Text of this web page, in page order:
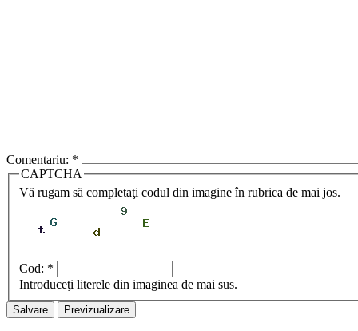
Comentariu: *
CAPTCHA
Vă rugam să completaţi codul din imagine în rubrica de mai jos.
Cod: *
Introduceţi literele din imaginea de mai sus.